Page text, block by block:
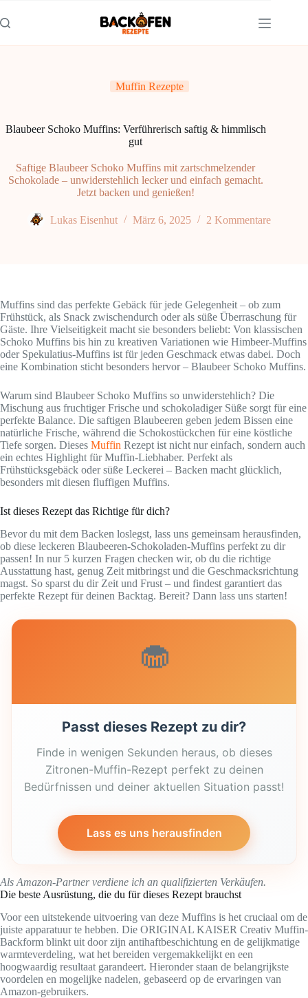
Inhalt
springen
Muffin Rezepte
Blaubeer Schoko Muffins: Verführerisch saftig & himmlisch
gut
Saftige Blaubeer Schoko Muffins mit zartschmelzender
Schokolade – unwiderstehlich lecker und einfach gemacht.
Jetzt backen und genießen!
Lukas Eisenhut März 6, 2025 2 Kommentare
Muffins sind das perfekte Gebäck für jede Gelegenheit – ob zum
Frühstück, als Snack zwischendurch oder als süße Überraschung für
Gäste. Ihre Vielseitigkeit macht sie besonders beliebt: Von klassischen
Schoko Muffins bis hin zu kreativen Variationen wie Himbeer-Muffins
oder Spekulatius-Muffins ist für jeden Geschmack etwas dabei. Doch
eine Kombination sticht besonders hervor – Blaubeer Schoko Muffins.
Warum sind Blaubeer Schoko Muffins so unwiderstehlich? Die
Mischung aus fruchtiger Frische und schokoladiger Süße sorgt für eine
perfekte Balance. Die saftigen Blaubeeren geben jedem Bissen eine
natürliche Frische, während die Schokostückchen für eine köstliche
Tiefe sorgen. Dieses Muffin Rezept ist nicht nur einfach, sondern auch
ein echtes Highlight für Muffin-Liebhaber. Perfekt als
Frühstücksgebäck oder süße Leckerei – Backen macht glücklich,
besonders mit diesen fluffigen Muffins.
Ist dieses Rezept das Richtige für dich?
Bevor du mit dem Backen loslegst, lass uns gemeinsam herausfinden,
ob diese leckeren Blaubeeren-Schokoladen-Muffins perfekt zu dir
passen! In nur 5 kurzen Fragen checken wir, ob du die richtige
Ausstattung hast, genug Zeit mitbringst und die Geschmacksrichtung
magst. So sparst du dir Zeit und Frust – und findest garantiert das
perfekte Rezept für deinen Backtag. Bereit? Dann lass uns starten!
🧁
Passt dieses Rezept zu dir?
Finde in wenigen Sekunden heraus, ob dieses
Zitronen-Muffin-Rezept perfekt zu deinen
Bedürfnissen und deiner aktuellen Situation passt!
Lass es uns herausfinden
Als Amazon-Partner verdiene ich an qualifizierten Verkäufen.
Die beste Ausrüstung, die du für dieses Rezept brauchst
Voor een uitstekende uitvoering van deze Muffins is het cruciaal om de
juiste apparatuur te hebben. Die ORIGINAL KAISER Creativ Muffin-
Backform blinkt uit door zijn antihaftbeschichtung en de gelijkmatige
warmteverdeling, wat het bereiden vergemakkelijkt en een
hoogwaardig resultaat garandeert. Hieronder staan de belangrijkste
voordelen en mogelijke nadelen, gebaseerd op de ervaringen van
Amazon-gebruikers.